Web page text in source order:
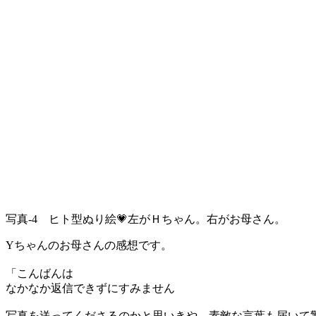
写真-4 ヒト型ぬり絵💗左がＨちゃん。右がお母さん。
Yちゃんのお母さんの感想です。
「こんばんは
なかなか返信できずにすみません